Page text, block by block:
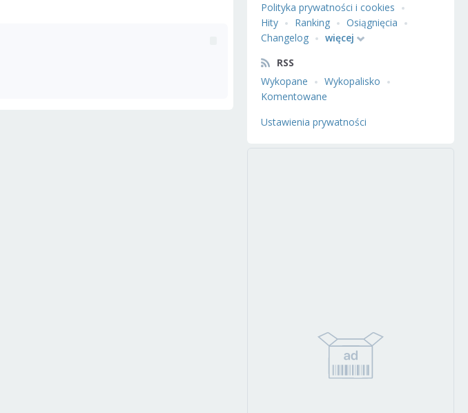
Polityka prywatności i cookies
Hity
Ranking
Osiągnięcia
Changelog
więcej
RSS
Wykopane
Wykopalisko
Komentowane
Ustawienia prywatności